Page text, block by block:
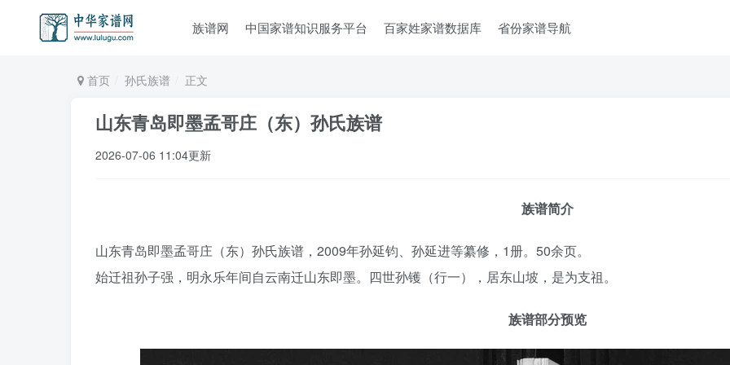
族谱网 中国家谱知识服务平台 百家姓家谱数据库 省份家谱导航
首页 孙氏族谱 正文
山东青岛即墨孟哥庄（东）孙氏族谱
2026-07-06 11:04更新
族谱简介
山东青岛即墨孟哥庄（东）孙氏族谱，2009年孙延钧、孙延进等纂修，1册。50余页。
始迁祖孙子强，明永乐年间自云南迁山东即墨。四世孙镬（行一），居东山坡，是为支祖。
族谱部分预览